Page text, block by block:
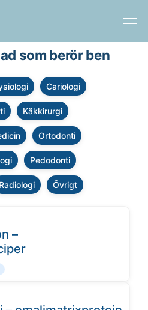
som berör ben
Cariologi
Käkkirurgi
Ortodonti
Pedodonti
Radiologi Övrigt
–